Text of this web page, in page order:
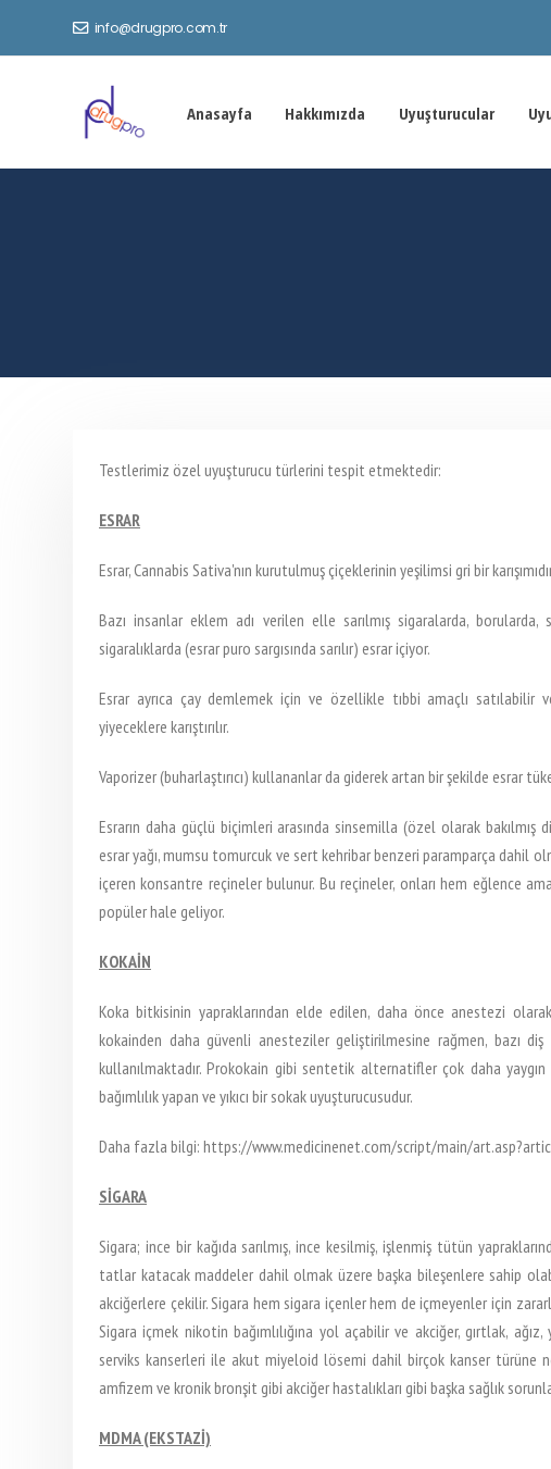
info@drugpro.com.tr
Anasayfa Hakkımızda Uyuşturucular
Testlerimiz özel uyuşturucu türlerini tespit etmektedir:
ESRAR
Esrar, Cannabis Sativa'nın kurutulmuş çiçeklerinin yeşilimsi gri bir
Bazı insanlar eklem adı verilen elle sarılmış sigaralarda,
sigaralıklarda (esrar puro sargısında sarılır) esrar içiyor.
Esrar ayrıca çay demlemek için ve özellikle tıbbi amaçlı
yiyeceklere karıştırılır.
Vaporizer (buharlaştırıcı) kullananlar da giderek artan bir şekilde esrar
Esrarın daha güçlü biçimleri arasında sinsemilla (özel olarak
esrar yağı, mumsu tomurcuk ve sert kehribar benzeri paramparça dahil
içeren konsantre reçineler bulunur. Bu reçineler, onları hem eğlence
popüler hale geliyor.
KOKAİN
Koka bitkisinin yapraklarından elde edilen, daha önce anestezi
kokainden daha güvenli anesteziler geliştirilmesine rağmen, bazı
kullanılmaktadır. Prokokain gibi sentetik alternatifler çok daha
bağımlılık yapan ve yıkıcı bir sokak uyuşturucusudur.
Daha fazla bilgi: https://www.medicinenet.com/script/main/
SİGARA
Sigara; ince bir kağıda sarılmış, ince kesilmiş, işlenmiş tütün
tatlar katacak maddeler dahil olmak üzere başka bileşenlere sahip
akciğerlere çekilir. Sigara hem sigara içenler hem de içmeyenler için
Sigara içmek nikotin bağımlılığına yol açabilir ve akciğer, gırtlak,
serviks kanserleri ile akut miyeloid lösemi dahil birçok kanser türüne
amfizem ve kronik bronşit gibi akciğer hastalıkları gibi başka sağlık
MDMA (EKSTAZİ)